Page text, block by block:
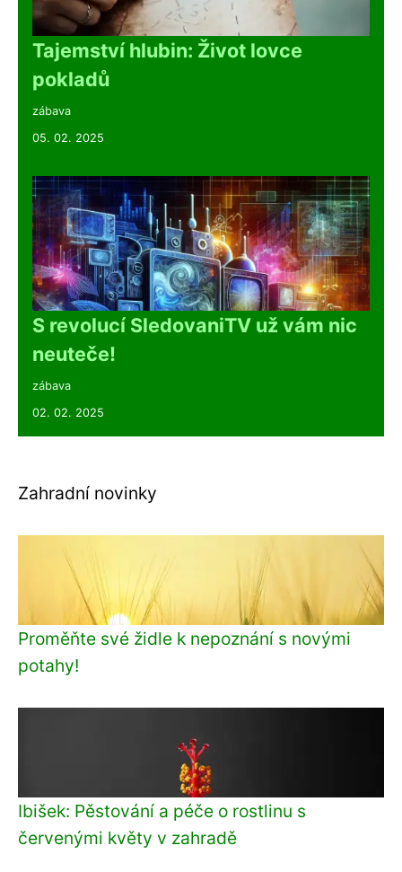
Tajemství hlubin: Život lovce
pokladů
zábava
05. 02. 2025
S revolucí SledovaniTV už vám nic
neuteče!
zábava
02. 02. 2025
Zahradní novinky
Proměňte své židle k nepoznání s novými
potahy!
Ibišek: Pěstování a péče o rostlinu s
červenými květy v zahradě